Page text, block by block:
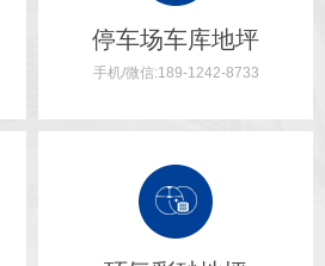
停车场车库地坪
手机/微信:189-1242-8733